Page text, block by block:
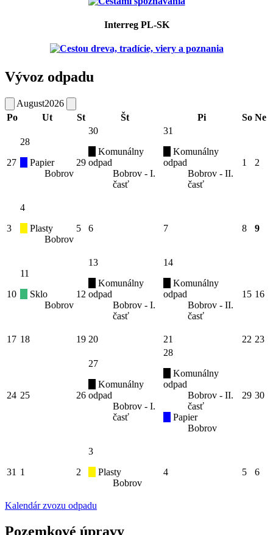
Interreg PL-SK
Vývoz odpadu
August2026
Po
Ut St Št Pi So Ne
27
28
Papier
Bobrov
29
30
Komunálny
odpad
Bobrov - I.
časť
31
Komunálny
odpad
Bobrov - II.
časť
1 2
3
4
Plasty
Bobrov
5 6 7 8 9
10
11
Sklo
Bobrov
12
13
Komunálny
odpad
Bobrov - I.
časť
14
Komunálny
odpad
Bobrov - II.
časť
15 16
17 18 19 20 21 22 23
24 25 26
27
Komunálny
odpad
Bobrov - I.
časť
28
Komunálny
odpad
Bobrov - II.
časť
Papier
Bobrov
29 30
31 1 2
3
Plasty
Bobrov
4 5 6
Kalendár zvozu odpadu
Pozemkové úpravy